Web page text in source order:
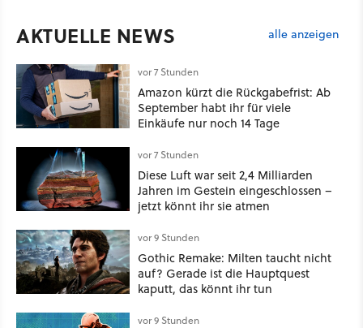
AKTUELLE NEWS alle anzeigen
vor 7 Stunden
Amazon kürzt die Rückgabefrist: Ab
September habt ihr für viele
Einkäufe nur noch 14 Tage
vor 7 Stunden
Diese Luft war seit 2,4 Milliarden
Jahren im Gestein eingeschlossen –
jetzt könnt ihr sie atmen
vor 9 Stunden
Gothic Remake: Milten taucht nicht
auf? Gerade ist die Hauptquest
kaputt, das könnt ihr tun
vor 9 Stunden